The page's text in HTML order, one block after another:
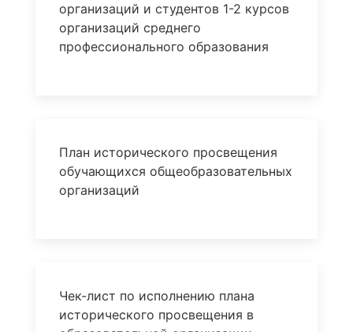
организаций и студентов 1-2 курсов
организаций среднего
профессионального образования
План исторического просвещения
обучающихся общеобразовательных
организаций
Чек-лист по исполнению плана
исторического просвещения в